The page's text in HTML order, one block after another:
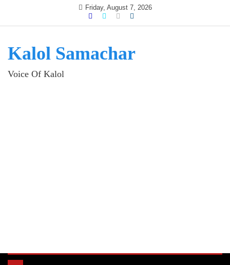
Friday, August 7, 2026
Kalol Samachar
Voice Of Kalol